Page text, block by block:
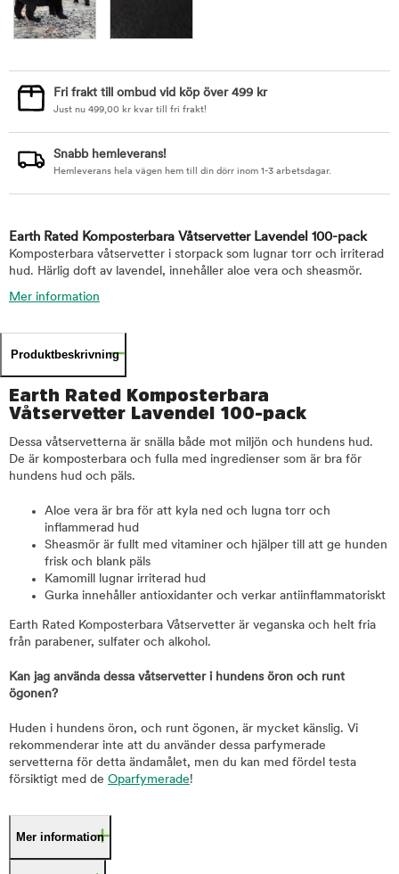
Fri frakt till ombud vid köp över 499 kr
Just nu 499,00 kr kvar till fri frakt!
Snabb hemleverans!
Hemleverans hela vägen hem till din dörr inom 1-3 arbetsdagar.
Earth Rated Komposterbara Våtservetter Lavendel 100-pack
Komposterbara våtservetter i storpack som lugnar torr och irriterad
hud. Härlig doft av lavendel, innehåller aloe vera och sheasmör.
Mer information
Produktbeskrivning
Earth Rated Komposterbara
Våtservetter Lavendel 100-pack
Dessa våtservetterna är snälla både mot miljön och hundens hud.
De är komposterbara och fulla med ingredienser som är bra för
hundens hud och päls.
Aloe vera är bra för att kyla ned och lugna torr och
inflammerad hud
Sheasmör är fullt med vitaminer och hjälper till att ge hunden
frisk och blank päls
Kamomill lugnar irriterad hud
Gurka innehåller antioxidanter och verkar antiinflammatoriskt
Earth Rated Komposterbara Våtservetter är veganska och helt fria
från parabener, sulfater och alkohol.
Kan jag använda dessa våtservetter i hundens öron och runt
ögonen?
Huden i hundens öron, och runt ögonen, är mycket känslig. Vi
rekommenderar inte att du använder dessa parfymerade
servetterna för detta ändamålet, men du kan med fördel testa
försiktigt med de Oparfymerade!
Mer information